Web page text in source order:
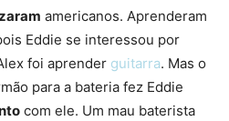
americanos. Aprenderam
Eddie se interessou por
foi aprender guitarra. Mas o
para a bateria fez Eddie
com ele. Um mau baterista